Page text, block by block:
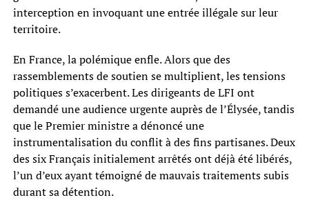
interception en invoquant une entrée illégale sur leur
territoire.
En France, la polémique enfle. Alors que des
rassemblements de soutien se multiplient, les tensions
politiques s’exacerbent. Les dirigeants de LFI ont
demandé une audience urgente auprès de l’Élysée, tandis
que le Premier ministre a dénoncé une
instrumentalisation du conflit à des fins partisanes. Deux
des six Français initialement arrêtés ont déjà été libérés,
l’un d’eux ayant témoigné de mauvais traitements subis
durant sa détention.